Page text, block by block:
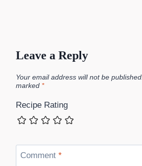
Leave a Reply
Your email address will not be published.
marked *
Recipe Rating
Comment *